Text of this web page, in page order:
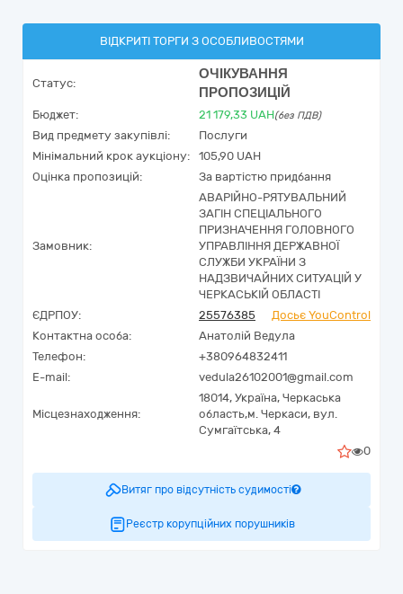
ВІДКРИТІ ТОРГИ З ОСОБЛИВОСТЯМИ
Статус:
ОЧІКУВАННЯ
ПРОПОЗИЦІЙ
Бюджет: 21 179,33 UAH(без ПДВ)
Вид предмету закупівлі:
Послуги
Мінімальний крок аукціону:
105,90 UAH
Оцінка пропозицій:
За вартістю придбання
Замовник:
АВАРІЙНО-РЯТУВАЛЬНИЙ
ЗАГІН СПЕЦІАЛЬНОГО
ПРИЗНАЧЕННЯ ГОЛОВНОГО
УПРАВЛІННЯ ДЕРЖАВНОЇ
СЛУЖБИ УКРАЇНИ З
НАДЗВИЧАЙНИХ СИТУАЦІЙ У
ЧЕРКАСЬКІЙ ОБЛАСТІ
ЄДРПОУ:
25576385
Досьє YouControl
Контактна особа:
Анатолій Ведула
Телефон:
+380964832411
E-mail:
vedula26102001@gmail.com
Місцезнаходження:
18014, Україна, Черкаська
область,м. Черкаси, вул.
Сумгаїтська, 4
0
Витяг про відсутність судимості
Реєстр корупційних порушників